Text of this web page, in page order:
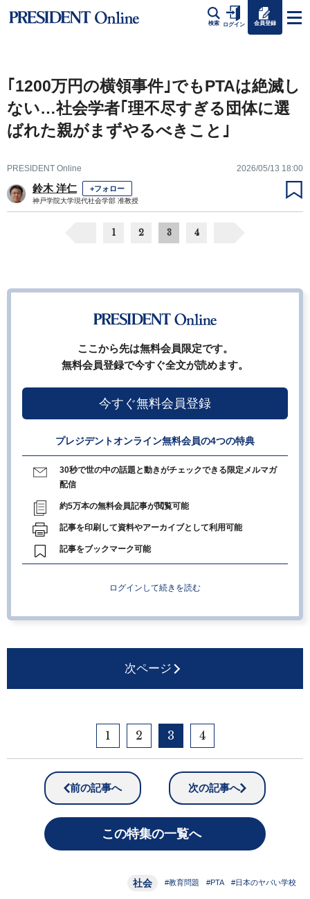
検索 ログイン 会員登録
｢1200万円の横領事件｣でもPTAは絶滅し
ない…社会学者｢理不尽すぎる団体に選
ばれた親がまずやるべきこと｣
PRESIDENT Online 2026/05/13 18:00
鈴木 洋仁 +フォロー
神戸学院大学現代社会学部 准教授
1 2 3 4
ここから先は無料会員限定です。
無料会員登録で今すぐ全文が読めます。
今すぐ無料会員登録
プレジデントオンライン無料会員の4つの特典
30秒で世の中の話題と動きがチェックできる限定メルマガ
配信
約5万本の無料会員記事が閲覧可能
記事を印刷して資料やアーカイブとして利用可能
記事をブックマーク可能
ログインして続きを読む
次ページ
1 2 3 4
前の記事へ 次の記事へ
この特集の一覧へ
社会 #教育問題 #PTA #日本のヤバい学校